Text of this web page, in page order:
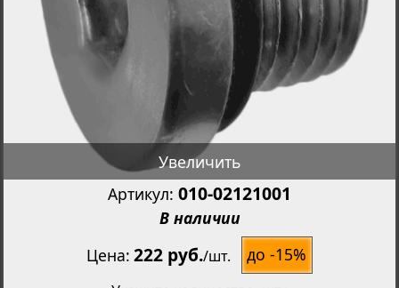
Увеличить
Артикул: 010-02121001
В наличии
Цена 222 руб./шт. до -15%